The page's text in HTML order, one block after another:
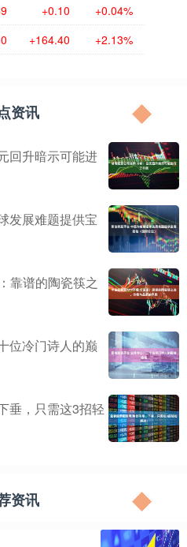
+0.10 +0.04%
+164.40 +2.13%
资讯
回升暗示可能进
发展难题提供宝
靠谱的陶瓷筷之
位冷门诗人的巅
垂，只需这3招轻
资讯